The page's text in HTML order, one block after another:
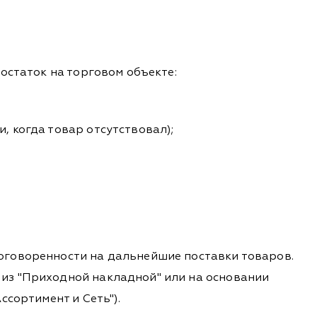
на торговом объекте:
когда товар отсутствовал);
на дальнейшие поставки товаров.
"Приходной накладной" или на основании
и Сеть").